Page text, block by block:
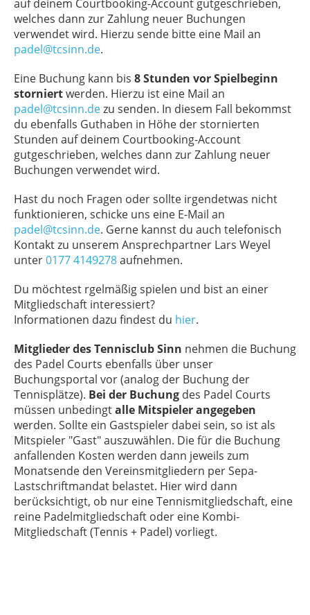
auf deinem Courtbooking-Account gutgeschrieben,
welches dann zur Zahlung neuer Buchungen
verwendet wird. Hierzu sende bitte eine Mail an
padel@tcsinn.de.
Eine Buchung kann bis 8 Stunden vor Spielbeginn
storniertwerden. Hierzu ist eine Mail an
padel@tcsinn.dezu senden. In diesem Fall bekommst
du ebenfalls Guthaben in Höhe der stornierten
Stunden auf deinem Courtbooking-Account
gutgeschrieben, welches dann zur Zahlung neuer
Buchungen verwendet wird.
Hast du noch Fragen oder sollte irgendetwas nicht
funktionieren, schicke uns eine E-Mail an
padel@tcsinn.de. Gerne kannst du auch telefonisch
Kontakt zu unserem Ansprechpartner Lars Weyel
unter0177 4149278aufnehmen.
Du möchtest rgelmäßig spielen und bist an einer
Mitgliedschaft interessiert?
Informationen dazu findest du hier.
Mitglieder des Tennisclub Sinn nehmen die Buchung
des Padel Courts ebenfalls über unser
Buchungsportal vor (analog der Buchung der
Tennisplätze). Bei der Buchung des Padel Courts
müssen unbedingtalle Mitspieler angegeben
werden. Sollte ein Gastspieler dabei sein, so ist als
Mitspieler "Gast" auszuwählen. Die für die Buchung
anfallenden Kosten werden dann jeweils zum
Monatsende den Vereinsmitgliedern per Sepa-
Lastschriftmandat belastet. Hier wird dann
berücksichtigt, ob nur eine Tennismitgliedschaft, eine
reine Padelmitgliedschaft oder eine Kombi-
Mitgliedschaft (Tennis + Padel) vorliegt.